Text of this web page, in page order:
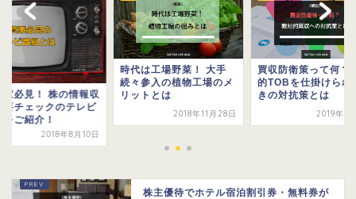
は工場野菜！ 大手
参入の植物工場のメ
トとは
2018年11月28日
買収防衛策って何？ 敵対
的TOBを仕掛けられたと
きの対抗策とは
2019年8月11日
投資家必見！ 株の
番組をご紹介！
株主優待でホテル宿泊割引券・無料券が